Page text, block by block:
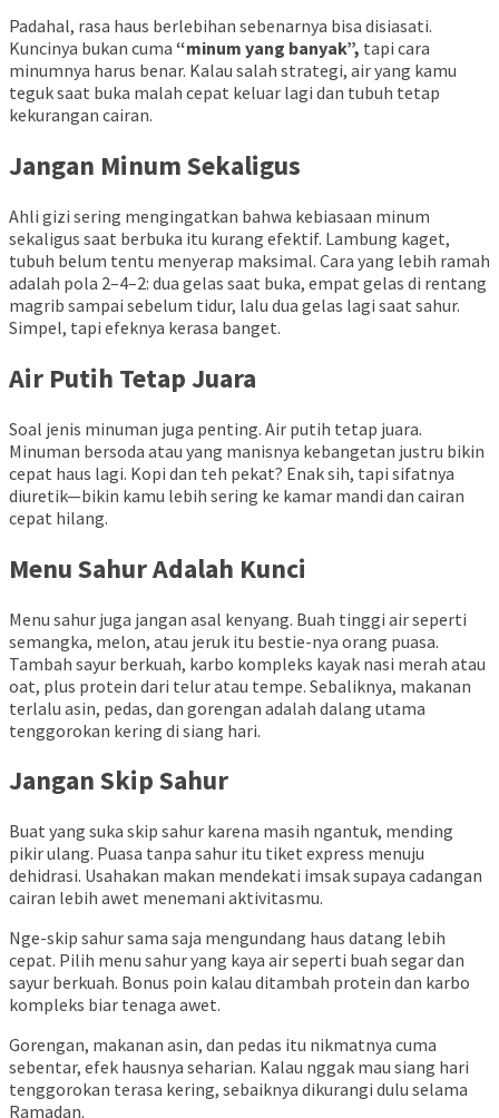
Padahal, rasa haus berlebihan sebenarnya bisa disiasati.
Kuncinya bukan cuma “minum yang banyak”, tapi cara
minumnya harus benar. Kalau salah strategi, air yang kamu
teguk saat buka malah cepat keluar lagi dan tubuh tetap
kekurangan cairan.
Jangan Minum Sekaligus
Ahli gizi sering mengingatkan bahwa kebiasaan minum
sekaligus saat berbuka itu kurang efektif. Lambung kaget,
tubuh belum tentu menyerap maksimal. Cara yang lebih ramah
adalah pola 2–4–2: dua gelas saat buka, empat gelas di rentang
magrib sampai sebelum tidur, lalu dua gelas lagi saat sahur.
Simpel, tapi efeknya kerasa banget.
Air Putih Tetap Juara
Soal jenis minuman juga penting. Air putih tetap juara.
Minuman bersoda atau yang manisnya kebangetan justru bikin
cepat haus lagi. Kopi dan teh pekat? Enak sih, tapi sifatnya
diuretik—bikin kamu lebih sering ke kamar mandi dan cairan
cepat hilang.
Menu Sahur Adalah Kunci
Menu sahur juga jangan asal kenyang. Buah tinggi air seperti
semangka, melon, atau jeruk itu bestie-nya orang puasa.
Tambah sayur berkuah, karbo kompleks kayak nasi merah atau
oat, plus protein dari telur atau tempe. Sebaliknya, makanan
terlalu asin, pedas, dan gorengan adalah dalang utama
tenggorokan kering di siang hari.
Jangan Skip Sahur
Buat yang suka skip sahur karena masih ngantuk, mending
pikir ulang. Puasa tanpa sahur itu tiket express menuju
dehidrasi. Usahakan makan mendekati imsak supaya cadangan
cairan lebih awet menemani aktivitasmu.
Nge-skip sahur sama saja mengundang haus datang lebih
cepat. Pilih menu sahur yang kaya air seperti buah segar dan
sayur berkuah. Bonus poin kalau ditambah protein dan karbo
kompleks biar tenaga awet.
Gorengan, makanan asin, dan pedas itu nikmatnya cuma
sebentar, efek hausnya seharian. Kalau nggak mau siang hari
tenggorokan terasa kering, sebaiknya dikurangi dulu selama
Ramadan.